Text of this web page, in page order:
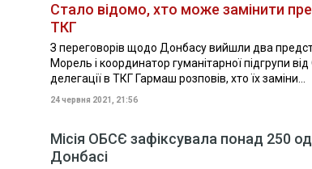
Стало відомо, хто може замінити
ТКГ
З переговорів щодо Донбасу вийшли два
Морель і координатор гуманітарної підгрупи
делегації в ТКГ Гармаш розповів, хто їх заміни...
24 червня 2021, 21:56
Місія ОБСЄ зафіксувала понад 250
Донбасі